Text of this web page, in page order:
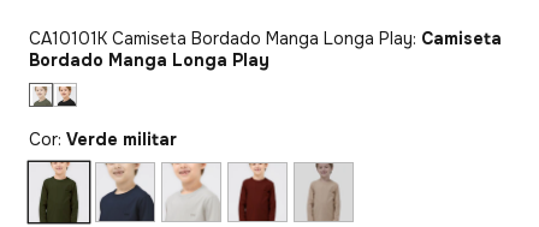
CA10101K Camiseta Bordado Manga Longa Play: Camiseta
Bordado Manga Longa Play
Cor: Verde militar